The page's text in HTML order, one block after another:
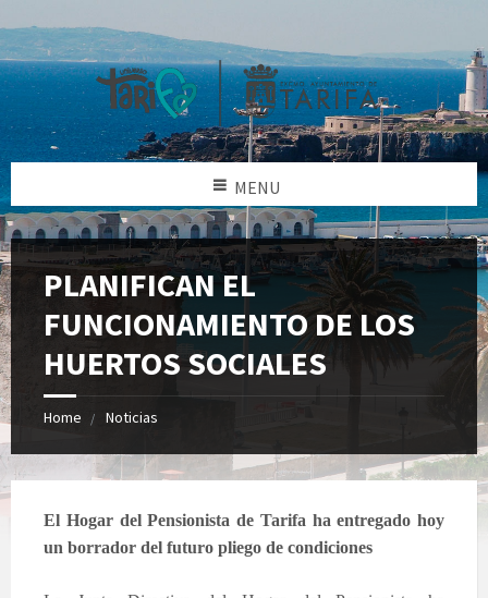
MENU
PLANIFICAN EL
FUNCIONAMIENTO DE LOS
HUERTOS SOCIALES
Home Noticias
El Hogar del Pensionista de Tarifa ha entregado hoy
un borrador del futuro pliego de condiciones